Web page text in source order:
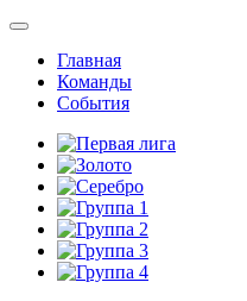
Главная
Команды
События